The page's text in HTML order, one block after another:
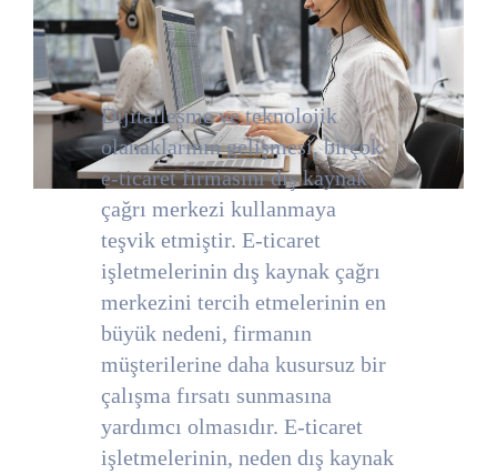
Dijitalleşme ve teknolojik
olanaklarının gelişmesi, birçok
e-ticaret firmasını dış kaynak
çağrı merkezi kullanmaya
teşvik etmiştir. E-ticaret
işletmelerinin dış kaynak çağrı
merkezini tercih etmelerinin en
büyük nedeni, firmanın
müşterilerine daha kusursuz bir
çalışma fırsatı sunmasına
yardımcı olmasıdır. E-ticaret
işletmelerinin, neden dış kaynak